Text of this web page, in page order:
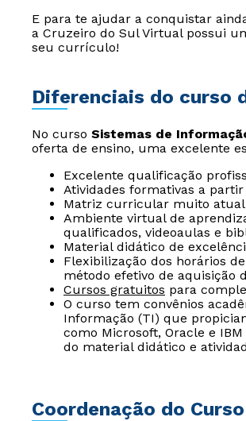
E para te ajudar a conquistar
a Cruzeiro do Sul Virtual possui
seu currículo!
Diferenciais do curso
No curso Sistemas de
oferta de ensino, uma excelente
Excelente qualificação
Atividades formativas a
Matriz curricular muito atual
Ambiente virtual de
qualificados, videoaulas e
Material didático de
Flexibilização dos horários
método efetivo de aquisição
Cursos gratuitos para
O curso tem convênios
Informação (TI) que
como Microsoft, Oracle e
do material didático e
Coordenação do Curso